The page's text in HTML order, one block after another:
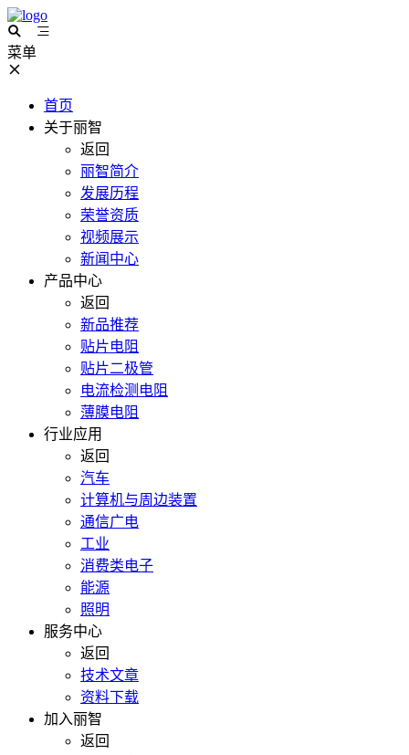
菜单
首页
关于丽智
返回
丽智简介
发展历程
荣誉资质
视频展示
新闻中心
产品中心
返回
新品推荐
贴片电阻
贴片二极管
电流检测电阻
薄膜电阻
行业应用
返回
汽车
计算机与周边装置
通信广电
工业
消费类电子
能源
照明
服务中心
返回
技术文章
资料下载
加入丽智
返回